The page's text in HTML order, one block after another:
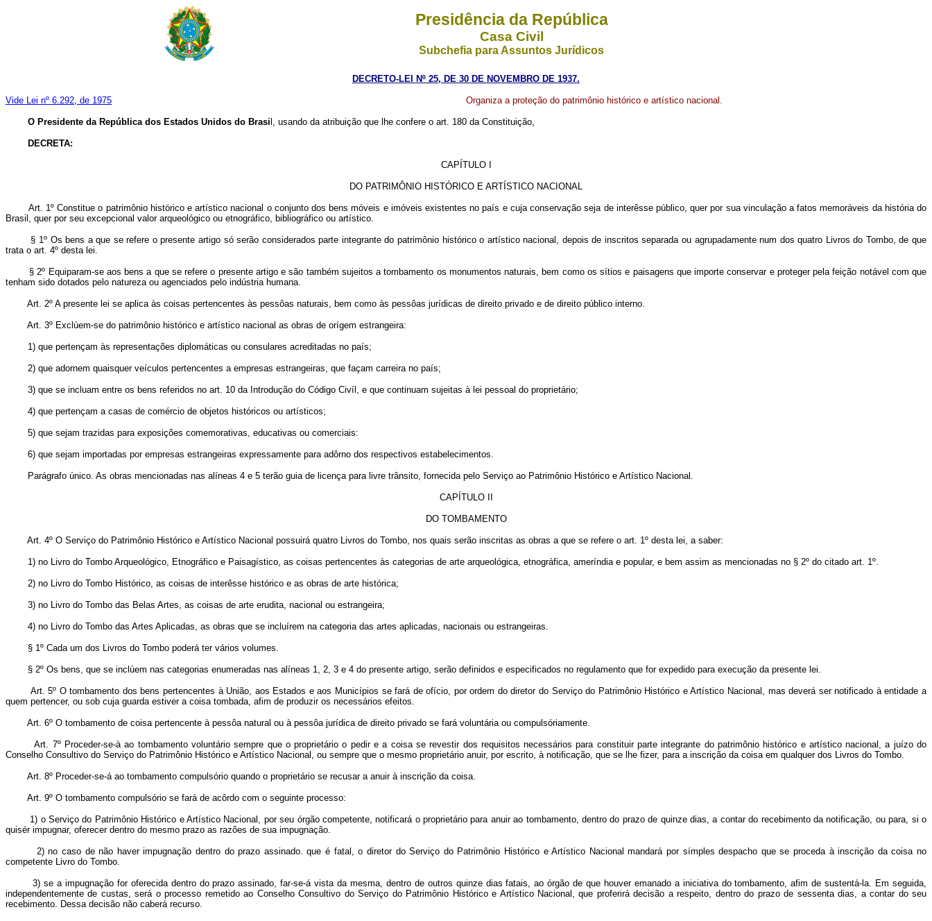
Presidência da República
Casa Civil
Subchefia para Assuntos Jurídicos
DECRETO-LEI Nº 25, DE 30 DE NOVEMBRO DE 1937.
Vide Lei nº 6.292, de 1975 Organiza a proteção do patrimônio histórico e artístico nacional.
O Presidente da República dos Estados Unidos do Brasi l, usando da atribuição que lhe confere o art. 180 da Constituição,
DECRETA:
CAPÍTULO I
DO PATRIMÔNIO HISTÓRICO E ARTÍSTICO NACIONAL
Art. 1º Constitue o patrimônio histórico e artístico nacional o conjunto dos bens móveis e imóveis existentes no país e cuja conservação seja de interêsse público, quer por sua vinculação a fatos memoráveis da história do
Brasil, quer por seu excepcional valor arqueológico ou etnográfico, bibliográfico ou artístico.
§ 1º Os bens a que se refere o presente artigo só serão considerados parte integrante do patrimônio histórico o artístico nacional, depois de inscritos separada ou agrupadamente num dos quatro Livros do Tombo, de que
trata o art. 4º desta lei.
§ 2º Equiparam-se aos bens a que se refere o presente artigo e são também sujeitos a tombamento os monumentos naturais, bem como os sítios e paisagens que importe conservar e proteger pela feição notável com que
tenham sido dotados pelo natureza ou agenciados pelo indústria humana.
Art. 2º A presente lei se aplica às coisas pertencentes às pessôas naturais, bem como às pessôas jurídicas de direito privado e de direito público interno.
Art. 3º Exclúem-se do patrimônio histórico e artístico nacional as obras de orígem estrangeira:
1) que pertençam às representações diplomáticas ou consulares acreditadas no país;
2) que adornem quaisquer veículos pertencentes a empresas estrangeiras, que façam carreira no país;
3) que se incluam entre os bens referidos no art. 10 da Introdução do Código Civíl, e que continuam sujeitas à lei pessoal do proprietário;
4) que pertençam a casas de comércio de objetos históricos ou artísticos;
5) que sejam trazidas para exposições comemorativas, educativas ou comerciais:
6) que sejam importadas por empresas estrangeiras expressamente para adôrno dos respectivos estabelecimentos.
Parágrafo único. As obras mencionadas nas alíneas 4 e 5 terão guia de licença para livre trânsito, fornecida pelo Serviço ao Patrimônio Histórico e Artístico Nacional.
CAPÍTULO II
DO TOMBAMENTO
Art. 4º O Serviço do Patrimônio Histórico e Artístico Nacional possuirá quatro Livros do Tombo, nos quais serão inscritas as obras a que se refere o art. 1º desta lei, a saber:
1) no Livro do Tombo Arqueológico, Etnográfico e Paisagístico, as coisas pertencentes às categorias de arte arqueológica, etnográfica, ameríndia e popular, e bem assim as mencionadas no § 2º do citado art. 1º.
2) no Livro do Tombo Histórico, as coisas de interêsse histórico e as obras de arte histórica;
3) no Livro do Tombo das Belas Artes, as coisas de arte erudita, nacional ou estrangeira;
4) no Livro do Tombo das Artes Aplicadas, as obras que se incluírem na categoria das artes aplicadas, nacionais ou estrangeiras.
§ 1º Cada um dos Livros do Tombo poderá ter vários volumes.
§ 2º Os bens, que se inclúem nas categorias enumeradas nas alíneas 1, 2, 3 e 4 do presente artigo, serão definidos e especificados no regulamento que for expedido para execução da presente lei.
Art. 5º O tombamento dos bens pertencentes à União, aos Estados e aos Municípios se fará de ofício, por ordem do diretor do Serviço do Patrimônio Histórico e Artístico Nacional, mas deverá ser notificado à entidade a
quem pertencer, ou sob cuja guarda estiver a coisa tombada, afim de produzir os necessários efeitos.
Art. 6º O tombamento de coisa pertencente à pessôa natural ou à pessôa jurídica de direito privado se fará voluntária ou compulsóriamente.
Art. 7º Proceder-se-à ao tombamento voluntário sempre que o proprietário o pedir e a coisa se revestir dos requisitos necessários para constituir parte integrante do patrimônio histórico e artístico nacional, a juízo do
Conselho Consultivo do Serviço do Patrimônio Histórico e Artístico Nacional, ou sempre que o mesmo proprietário anuir, por escrito, à notificação, que se lhe fizer, para a inscrição da coisa em qualquer dos Livros do Tombo.
Art. 8º Proceder-se-á ao tombamento compulsório quando o proprietário se recusar a anuir à inscrição da coisa.
Art. 9º O tombamento compulsório se fará de acôrdo com o seguinte processo:
1) o Serviço do Patrimônio Histórico e Artístico Nacional, por seu órgão competente, notificará o proprietário para anuir ao tombamento, dentro do prazo de quinze dias, a contar do recebimento da notificação, ou para, si o
quisér impugnar, oferecer dentro do mesmo prazo as razões de sua impugnação.
2) no caso de não haver impugnação dentro do prazo assinado. que é fatal, o diretor do Serviço do Patrimônio Histórico e Artístico Nacional mandará por símples despacho que se proceda à inscrição da coisa no
competente Livro do Tombo.
3) se a impugnação for oferecida dentro do prazo assinado, far-se-á vista da mesma, dentro de outros quinze dias fatais, ao órgão de que houver emanado a iniciativa do tombamento, afim de sustentá-la. Em seguida,
independentemente de custas, será o processo remetido ao Conselho Consultivo do Serviço do Patrimônio Histórico e Artístico Nacional, que proferirá decisão a respeito, dentro do prazo de sessenta dias, a contar do seu
recebimento. Dessa decisão não caberá recurso.